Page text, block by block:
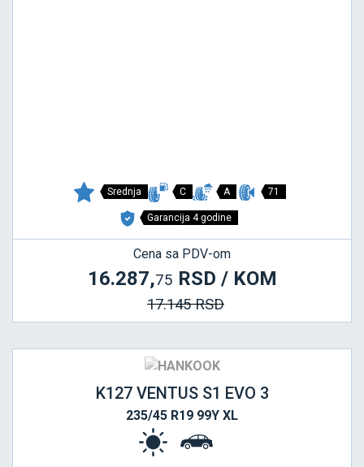
Srednja C A 71
Garancija 4 godine
Cena sa PDV-om
16.287,75 RSD / KOM
17.145 RSD
K127 VENTUS S1 EVO 3
235/45 R19 99Y XL